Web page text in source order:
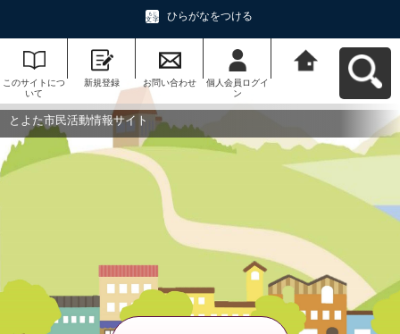
ひらがなをつける
このサイトにつ
いて
新規登録 お問い合わせ
個人会員ログイ
ン
る
とよた市民活動情報サイト